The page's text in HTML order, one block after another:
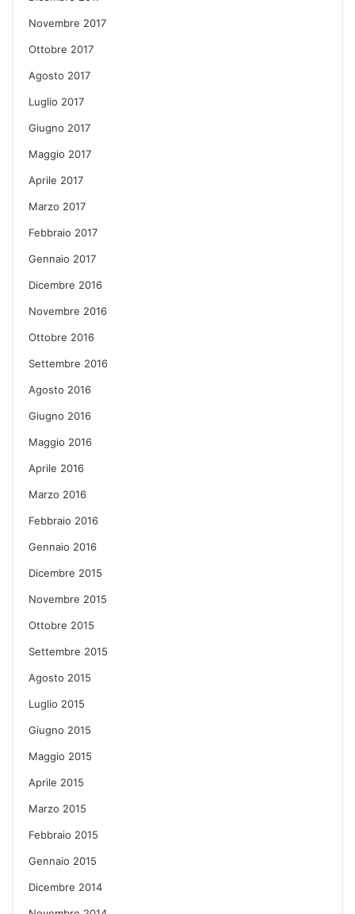
Novembre 2017
Ottobre 2017
Agosto 2017
Luglio 2017
Giugno 2017
Maggio 2017
Aprile 2017
Marzo 2017
Febbraio 2017
Gennaio 2017
Dicembre 2016
Novembre 2016
Ottobre 2016
Settembre 2016
Agosto 2016
Giugno 2016
Maggio 2016
Aprile 2016
Marzo 2016
Febbraio 2016
Gennaio 2016
Dicembre 2015
Novembre 2015
Ottobre 2015
Settembre 2015
Agosto 2015
Luglio 2015
Giugno 2015
Maggio 2015
Aprile 2015
Marzo 2015
Febbraio 2015
Gennaio 2015
Dicembre 2014